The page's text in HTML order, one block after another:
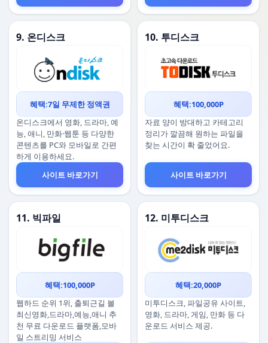
9. 온디스크
혜택:7일 무제한 정액권
온디스크에서 영화, 드라마, 예
능, 애니, 만화·웹툰 등 다양한
콘텐츠를 PC와 모바일로 간편
하게 이용하세요.
사이트 바로가기
10. 투디스크
혜택:100,000P
자료 양이 방대하고 카테고리
정리가 깔끔해 원하는 파일을
찾는 시간이 확 줄었어요.
사이트 바로가기
11. 빅파일
혜택:100,000P
웹하드 순위 1위, 출퇴근길 볼
최신영화,드라마,예능,애니 추
천 무료 다운로드 플랫폼,모바
일 스트리밍 서비스
12. 미투디스크
혜택:20,000P
미투디스크, 파일공유 사이트,
영화, 드라마, 게임, 만화 등 다
운로드 서비스 제공.